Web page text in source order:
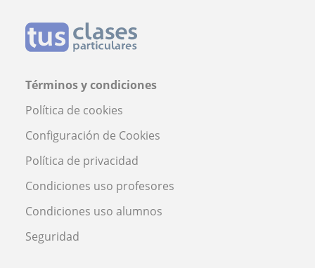
Términos y condiciones
Política de cookies
Configuración de Cookies
Política de privacidad
Condiciones uso profesores
Condiciones uso alumnos
Seguridad